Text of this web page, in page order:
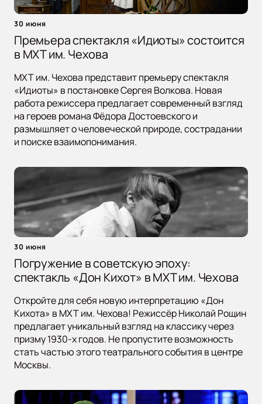
30 июня
Премьера спектакля «Идиоты» состоится
в МХТ им. Чехова
МХТ им. Чехова представит премьеру спектакля
«Идиоты» в постановке Сергея Волкова. Новая
работа режиссера предлагает современный взгляд
на героев романа Фёдора Достоевского и
размышляет о человеческой природе, сострадании
и поиске взаимопонимания.
30 июня
Погружение в советскую эпоху:
спектакль «Дон Кихот» в МХТ им. Чехова
Откройте для себя новую интерпретацию «Дон
Кихота» в МХТ им. Чехова! Режиссёр Николай Рощин
предлагает уникальный взгляд на классику через
призму 1930-х годов. Не пропустите возможность
стать частью этого театрального события в центре
Москвы.